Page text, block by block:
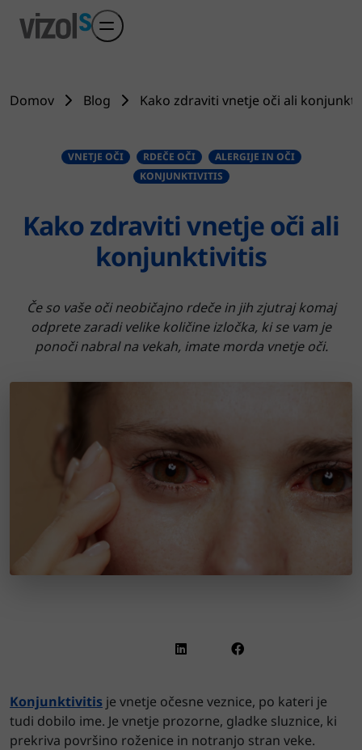
Domov Blog Kako zdraviti vnetje oči ali
VNETJE OČI RDEČE OČI
ALERGIJE IN OČI
KONJUNKTIVITIS
Kako zdraviti vnetje oči ali
konjunktivitis
Če so vaše oči neobičajno rdeče in jih zjutraj komaj
odprete zaradi velike količine izločka, ki se vam je
ponoči nabral na vekah, imate morda vnetje oči.
Konjunktivitis je vnetje očesne veznice, po kateri je
tudi dobilo ime. Je vnetje prozorne, gladke sluznice, ki
prekriva površino roženice in notranjo stran veke.